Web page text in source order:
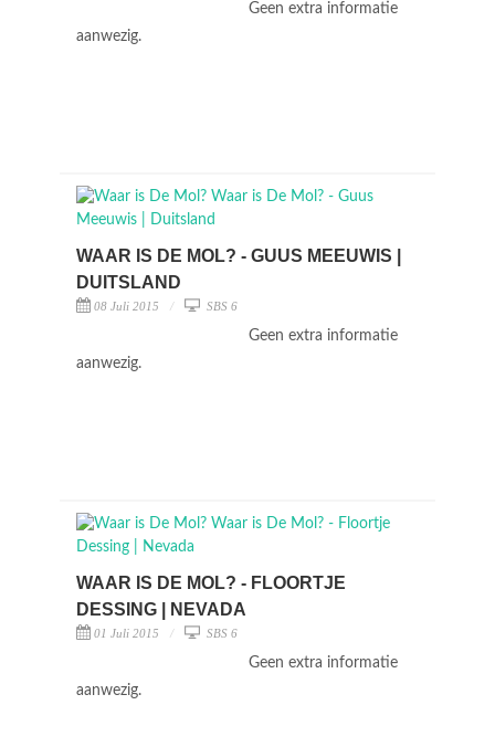
Geen extra informatie
aanwezig.
WAAR IS DE MOL? - GUUS MEEUWIS |
DUITSLAND
08 Juli 2015 SBS 6
Geen extra informatie
aanwezig.
WAAR IS DE MOL? - FLOORTJE
DESSING | NEVADA
01 Juli 2015 SBS 6
Geen extra informatie
aanwezig.